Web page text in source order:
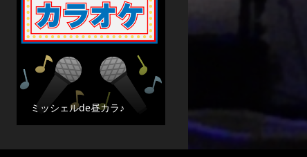
ミッシェルde昼カラ♪